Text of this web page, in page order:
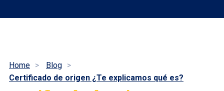
Home
Blog
Certificado de origen ¿Te explicamos qué es?